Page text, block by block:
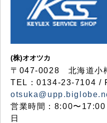
(株)オオツカ
〒047-0028 北海道小
TEL：0134-23-7104 /
営業時間：8:00〜
日